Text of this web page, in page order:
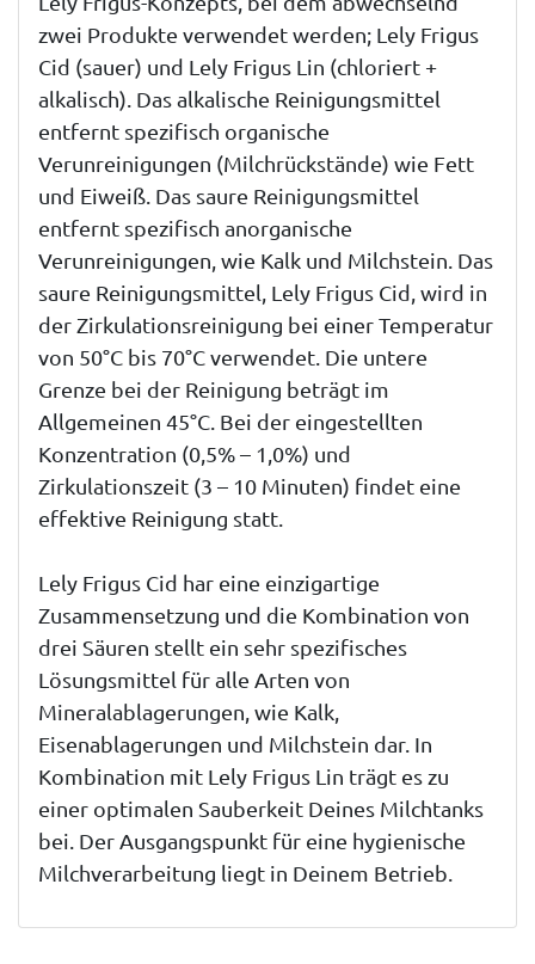
zwei Produkte verwendet werden; Lely Frigus
Cid (sauer) und Lely Frigus Lin (chloriert +
alkalisch). Das alkalische Reinigungsmittel
entfernt spezifisch organische
Verunreinigungen (Milchrückstände) wie Fett
und Eiweiß. Das saure Reinigungsmittel
entfernt spezifisch anorganische
Verunreinigungen, wie Kalk und Milchstein. Das
saure Reinigungsmittel, Lely Frigus Cid, wird in
der Zirkulationsreinigung bei einer Temperatur
von 50°C bis 70°C verwendet. Die untere
Grenze bei der Reinigung beträgt im
Allgemeinen 45°C. Bei der eingestellten
Konzentration (0,5% – 1,0%) und
Zirkulationszeit (3 – 10 Minuten) findet eine
effektive Reinigung statt.
Lely Frigus Cid har eine einzigartige
Zusammensetzung und die Kombination von
drei Säuren stellt ein sehr spezifisches
Lösungsmittel für alle Arten von
Mineralablagerungen, wie Kalk,
Eisenablagerungen und Milchstein dar. In
Kombination mit Lely Frigus Lin trägt es zu
einer optimalen Sauberkeit Deines Milchtanks
bei. Der Ausgangspunkt für eine hygienische
Milchverarbeitung liegt in Deinem Betrieb.